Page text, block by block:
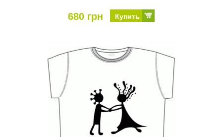
680 грн Купить